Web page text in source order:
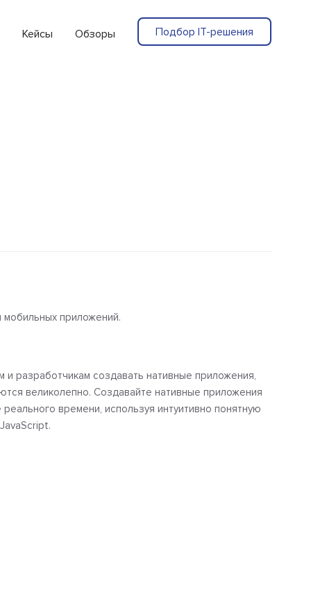
Кейсы Обзоры Подбор IT-решения
приложений.
и разработчикам создавать нативные приложения,
великолепно. Создавайте нативные приложения
времени, используя интуитивно понятную